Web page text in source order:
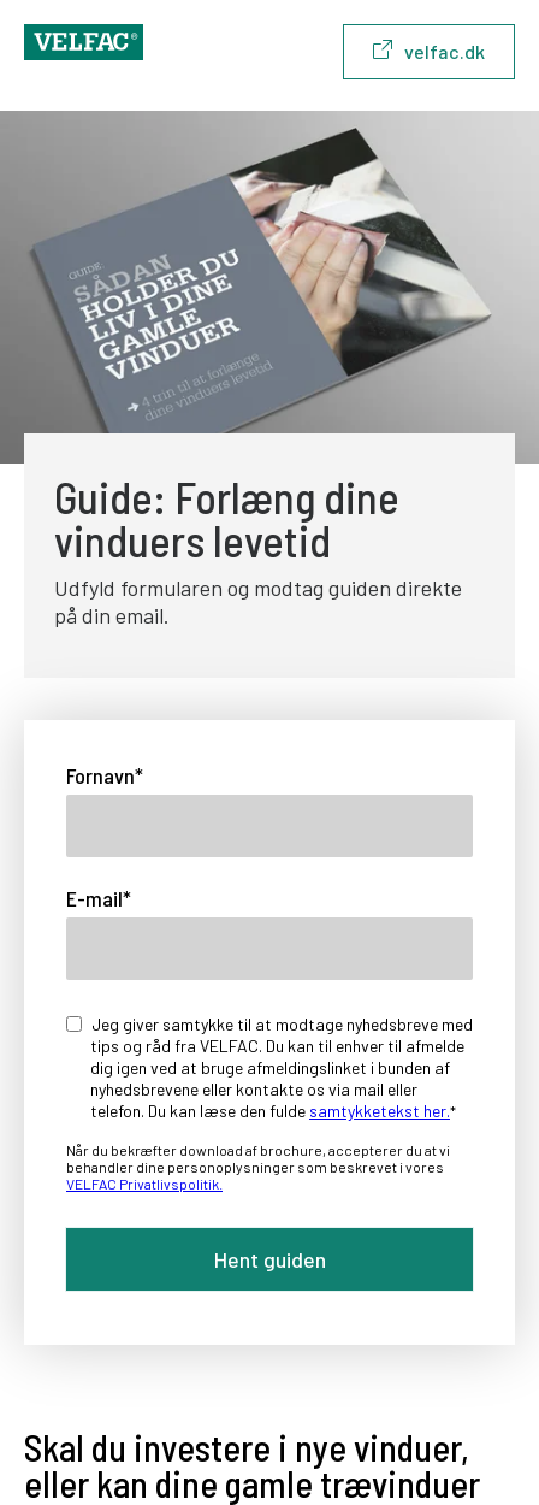
velfac.dk
Guide: Forlæng dine
vinduers levetid
Udfyld formularen og modtag guiden direkte
på din email.
Fornavn*
E-mail*
Jeg giver samtykke til at modtage nyhedsbreve med
tips og råd fra VELFAC. Du kan til enhver til afmelde
dig igen ved at bruge afmeldingslinket i bunden af
nyhedsbrevene eller kontakte os via mail eller
telefon. Du kan læse den fulde samtykketekst her.*
Når du bekræfter download af brochure, accepterer du at vi
behandler dine personoplysninger som beskrevet i vores
VELFAC Privatlivspolitik.
Skal du investere i nye vinduer,
eller kan dine gamle trævinduer